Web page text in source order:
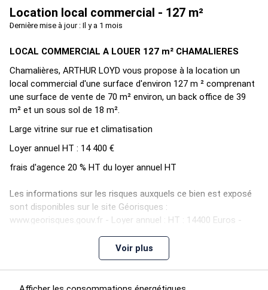
Location local commercial - 127 m²
Dernière mise à jour : Il y a 1 mois
LOCAL COMMERCIAL A LOUER 127 m² CHAMALIERES
Chamalières, ARTHUR LOYD vous propose à la location un
local commercial d'une surface d'environ 127 m ² comprenant
une surface de vente de 70 m² environ, un back office de 39
m² et un sous sol de 18 m².
Large vitrine sur rue et climatisation
Loyer annuel HT : 14 400 €
frais d'agence 20 % HT du loyer annuel HT
Les informations sur les risques auxquels ce bien est exposé
sont disponibles sur le site Géorisques :
www.georisques.gouv.fr - Loyer annuel : HT : 14400 Euros -
Risque technologique / minier / naturel :
Zone de sismicité : 3/5 (modéré)
Voir plus